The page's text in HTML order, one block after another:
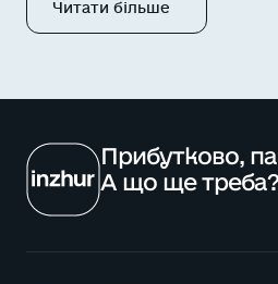
Читати більше
Прибутково,
А що ще